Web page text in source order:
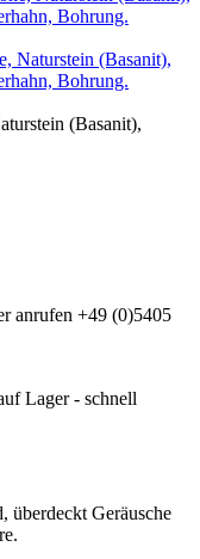
Naturstein (Basanit),
Bohrung.
(Basanit),
anrufen +49 (0)5405
Lager - schnell
überdeckt Geräusche